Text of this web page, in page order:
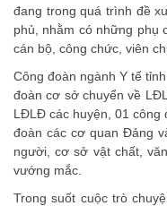
đang trong quá trình đề
phủ, nhằm có những phụ
cán bộ, công chức, viên
Công đoàn ngành Y tế
đoàn cơ sở chuyển về
LĐLĐ các huyện, 01 công
đoàn các cơ quan Đảng
người, cơ sở vật chất,
vướng mắc.
Trong suốt cuộc trò